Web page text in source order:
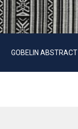
GOBELIN ABSTRACT